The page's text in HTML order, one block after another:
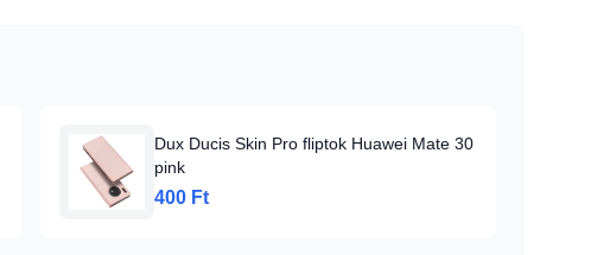
Dux Ducis Skin Pro fliptok Huawei Mate 30
pink
400 Ft